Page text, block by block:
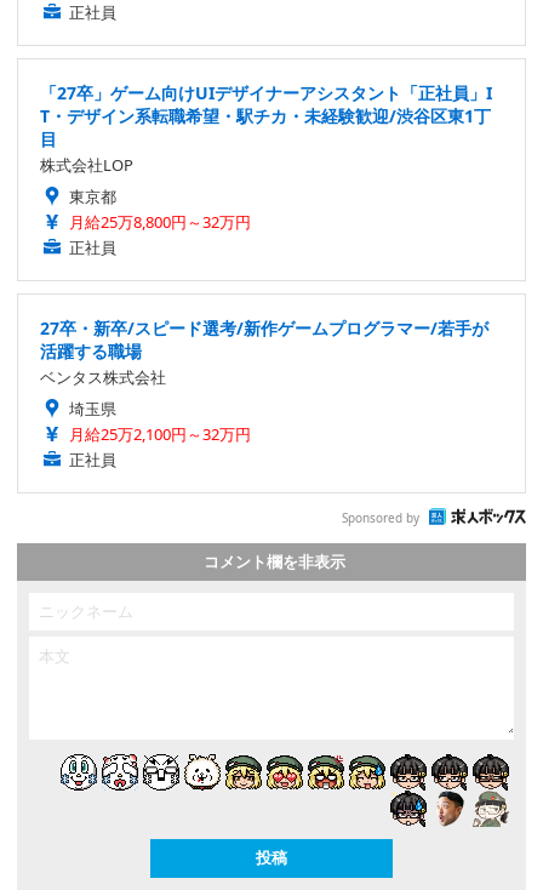
正社員
「27卒」ゲーム向けUIデザイナーアシスタント「正社員」I
T・デザイン系転職希望・駅チカ・未経験歓迎/渋谷区東1丁
目
株式会社LOP
東京都
月給25万8,800円～32万円
正社員
27卒・新卒/スピード選考/新作ゲームプログラマー/若手が
活躍する職場
ベンタス株式会社
埼玉県
月給25万2,100円～32万円
正社員
Sponsored by
コメント欄を非表示